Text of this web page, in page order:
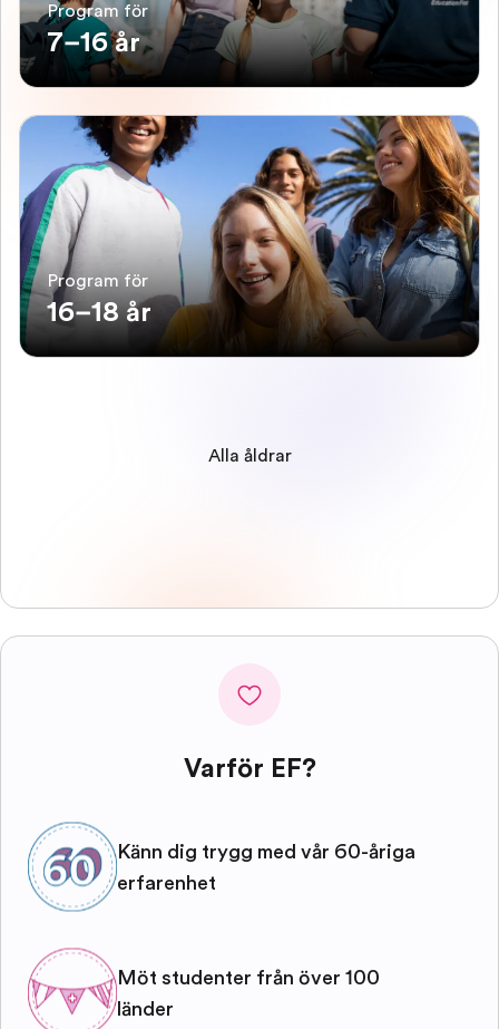
Program för
7–16 år
Program för
16–18 år
Alla åldrar
Varför EF?
Känn dig trygg med vår 60-åriga
erfarenhet
Möt studenter från över 100
länder